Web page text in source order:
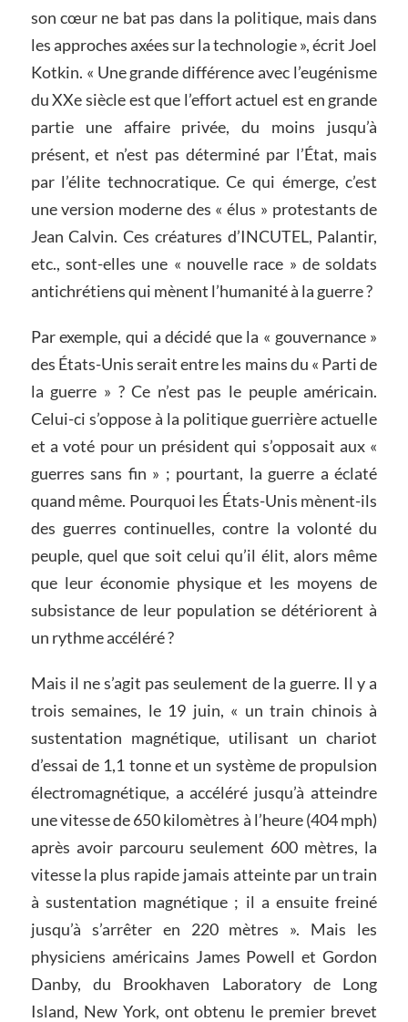
son cœur ne bat pas dans la politique, mais dans
les approches axées sur la technologie », écrit Joel
Kotkin. « Une grande différence avec l’eugénisme
du XXe siècle est que l’effort actuel est en grande
partie une affaire privée, du moins jusqu’à
présent, et n’est pas déterminé par l’État, mais
par l’élite technocratique. Ce qui émerge, c’est
une version moderne des « élus » protestants de
Jean Calvin. Ces créatures d’INCUTEL, Palantir,
etc., sont-elles une « nouvelle race » de soldats
antichrétiens qui mènent l’humanité à la guerre ?
Par exemple, qui a décidé que la « gouvernance »
des États-Unis serait entre les mains du « Parti de
la guerre » ? Ce n’est pas le peuple américain.
Celui-ci s’oppose à la politique guerrière actuelle
et a voté pour un président qui s’opposait aux «
guerres sans fin » ; pourtant, la guerre a éclaté
quand même. Pourquoi les États-Unis mènent-ils
des guerres continuelles, contre la volonté du
peuple, quel que soit celui qu’il élit, alors même
que leur économie physique et les moyens de
subsistance de leur population se détériorent à
un rythme accéléré ?
Mais il ne s’agit pas seulement de la guerre. Il y a
trois semaines, le 19 juin, « un train chinois à
sustentation magnétique, utilisant un chariot
d’essai de 1,1 tonne et un système de propulsion
électromagnétique, a accéléré jusqu’à atteindre
une vitesse de 650 kilomètres à l’heure (404 mph)
après avoir parcouru seulement 600 mètres, la
vitesse la plus rapide jamais atteinte par un train
à sustentation magnétique ; il a ensuite freiné
jusqu’à s’arrêter en 220 mètres ». Mais les
physiciens américains James Powell et Gordon
Danby, du Brookhaven Laboratory de Long
Island, New York, ont obtenu le premier brevet